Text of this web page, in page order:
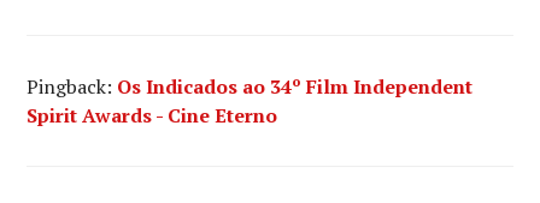
Pingback: Os Indicados ao 34º Film Independent
Spirit Awards - Cine Eterno